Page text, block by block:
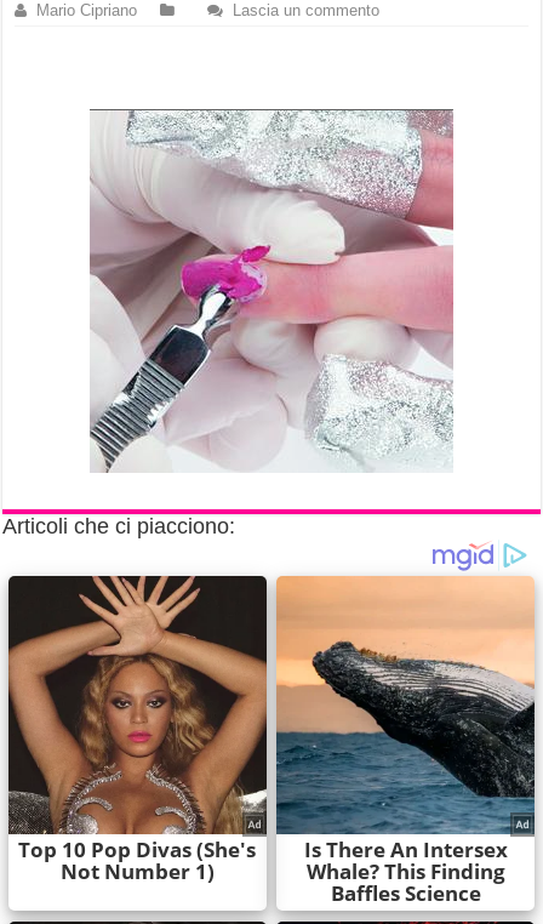
Mario Cipriano Lascia un commento
Articoli che ci piacciono: